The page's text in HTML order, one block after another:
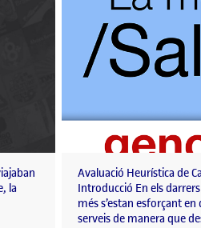
la
Avaluació Heurística de
Introducció En els
més s’estan esforçant
serveis de manera que